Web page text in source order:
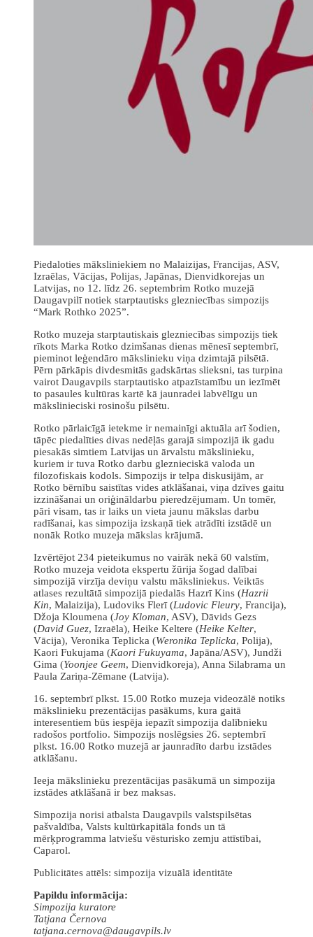
Piedaloties māksliniekiem no Malaizijas, Francijas, ASV,
Izraēlas, Vācijas, Polijas, Japānas, Dienvidkorejas un
Latvijas, no 12. līdz 26. septembrim Rotko muzejā
Daugavpilī notiek starptautisks glezniecības simpozijs
“Mark Rothko 2025”.
Rotko muzeja starptautiskais glezniecības simpozijs tiek
rīkots Marka Rotko dzimšanas dienas mēnesī septembrī,
pieminot leģendāro mākslinieku viņa dzimtajā pilsētā.
Pērn pārkāpis divdesmitās gadskārtas slieksni, tas turpina
vairot Daugavpils starptautisko atpazīstamību un iezīmēt
to pasaules kultūras kartē kā jaunradei labvēlīgu un
mākslinieciski rosinošu pilsētu.
Rotko pārlaicīgā ietekme ir nemainīgi aktuāla arī šodien,
tāpēc piedalīties divas nedēļās garajā simpozijā ik gadu
piesakās simtiem Latvijas un ārvalstu mākslinieku,
kuriem ir tuva Rotko darbu gleznieciskā valoda un
filozofiskais kodols. Simpozijs ir telpa diskusijām, ar
Rotko bērnību saistītas vides atklāšanai, viņa dzīves gaitu
izzināšanai un oriģināldarbu pieredzējumam. Un tomēr,
pāri visam, tas ir laiks un vieta jaunu mākslas darbu
radīšanai, kas simpozija izskaņā tiek atrādīti izstādē un
nonāk Rotko muzeja mākslas krājumā.
Izvērtējot 234 pieteikumus no vairāk nekā 60 valstīm,
Rotko muzeja veidota ekspertu žūrija šogad dalībai
simpozijā virzīja deviņu valstu māksliniekus. Veiktās
atlases rezultātā simpozijā piedalās Hazrī Kins (Hazrii
Kin, Malaizija), Ludoviks Flerī (Ludovic Fleury, Francija),
Džoja Kloumena (Joy Kloman, ASV), Dāvids Gezs
(David Guez, Izraēla), Heike Keltere (Heike Kelter,
Vācija), Veronika Teplicka (Weronika Teplicka, Polija),
Kaori Fukujama (Kaori Fukuyama, Japāna/ASV), Jundži
Gima (Yoonjee Geem, Dienvidkoreja), Anna Silabrama un
Paula Zariņa-Zēmane (Latvija).
16. septembrī plkst. 15.00 Rotko muzeja videozālē notiks
mākslinieku prezentācijas pasākums, kura gaitā
interesentiem būs iespēja iepazīt simpozija dalībnieku
radošos portfolio. Simpozijs noslēgsies 26. septembrī
plkst. 16.00 Rotko muzejā ar jaunradīto darbu izstādes
atklāšanu.
Ieeja mākslinieku prezentācijas pasākumā un simpozija
izstādes atklāšanā ir bez maksas.
Simpozija norisi atbalsta Daugavpils valstspilsētas
pašvaldība, Valsts kultūrkapitāla fonds un tā
mērķprogramma latviešu vēsturisko zemju attīstībai,
Caparol.
Publicitātes attēls: simpozija vizuālā identitāte
Papildu informācija:
Simpozija kuratore
Tatjana Černova
tatjana.cernova@daugavpils.lv